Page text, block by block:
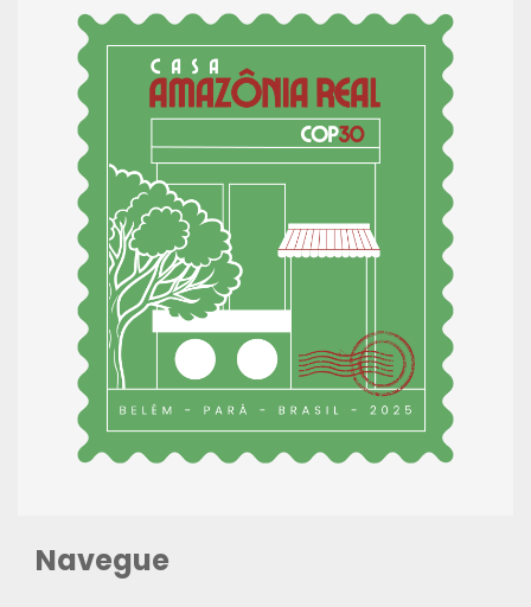
Navegue